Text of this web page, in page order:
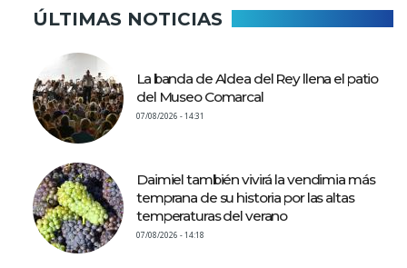
ÚLTIMAS NOTICIAS
La banda de Aldea del Rey llena el patio
del Museo Comarcal
07/08/2026 - 14:31
Daimiel también vivirá la vendimia más
temprana de su historia por las altas
temperaturas del verano
07/08/2026 - 14:18